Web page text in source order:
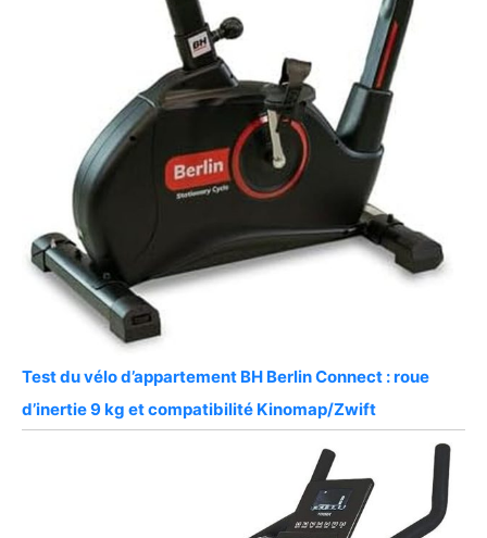
Test du vélo d’appartement BH Berlin Connect : roue
d’inertie 9 kg et compatibilité Kinomap/Zwift